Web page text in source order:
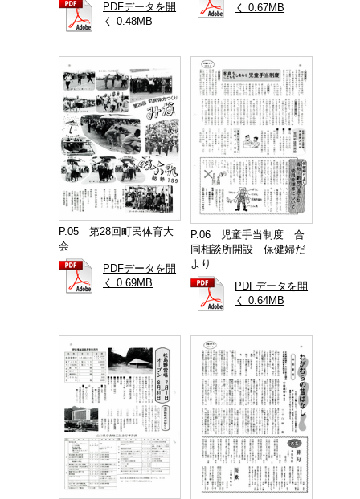
PDFデータを開
く 0.48MB
く 0.67MB
P.05 第28回町民体育大
会
PDFデータを開
く 0.69MB
P.06 児童手当制度 合
同相談所開設 保健婦だ
より
PDFデータを開
く 0.64MB